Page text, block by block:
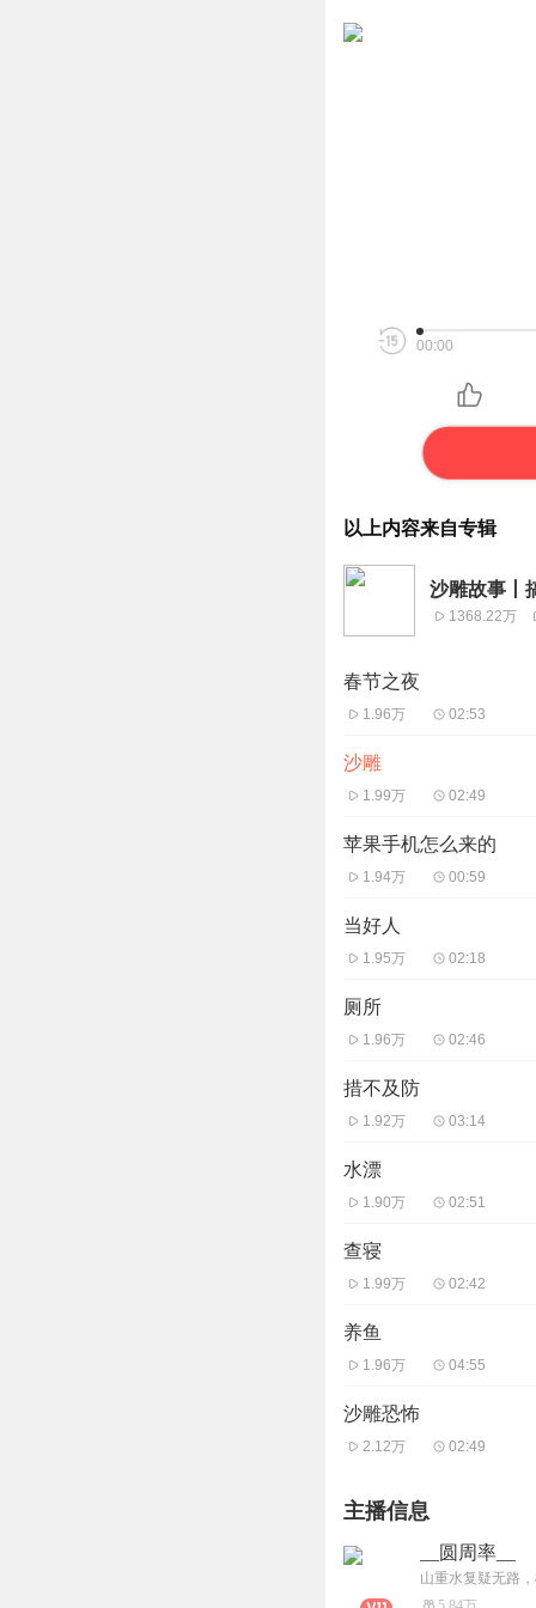
00:00
以上内容来自专辑
沙雕故事丨
1368.22万
春节之夜
1.96万 02:53
沙雕
1.99万 02:49
苹果手机怎么来的
1.94万 00:59
当好人
1.95万 02:18
厕所
1.96万 02:46
措不及防
1.92万 03:14
水漂
1.90万 02:51
查寝
1.99万 02:42
养鱼
1.96万 04:55
沙雕恐怖
2.12万 02:49
主播信息
__圆周率__
山重水复疑无路